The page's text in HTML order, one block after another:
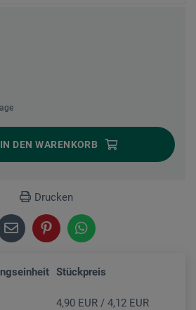
IN DEN WARENKORB
Drucken
Stückpreis
4,90 EUR / 4,12 EUR